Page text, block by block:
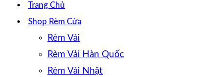
Trang Chủ
Shop Rèm Cửa
Rèm Vải
Rèm Vải Hàn Quốc
Rèm Vải Nhật